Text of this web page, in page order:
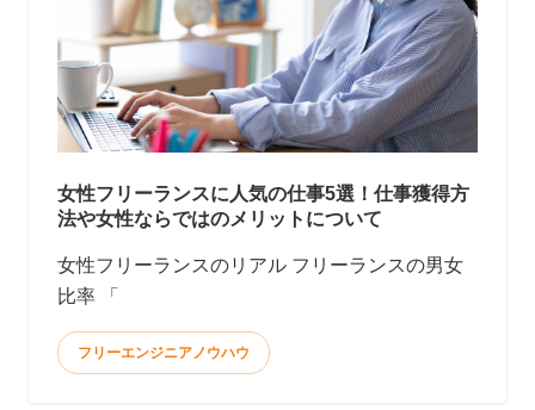
女性フリーランスに人気の仕事5選！仕事獲得方
法や女性ならではのメリットについて
女性フリーランスのリアル フリーランスの男女
比率 「
フリーエンジニアノウハウ